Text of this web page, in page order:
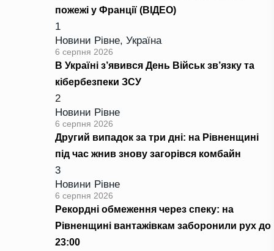
пожежі у Франції (ВІДЕО)
1
Новини Рівне, Україна
6 серпня 2026
В Україні з’явився День Військ зв’язку та
кібербезпеки ЗСУ
2
Новини Рівне
6 серпня 2026
Другий випадок за три дні: на Рівненщині
під час жнив знову загорівся комбайн
3
Новини Рівне
6 серпня 2026
Рекордні обмеження через спеку: на
Рівненщині вантажівкам заборонили рух до
23:00